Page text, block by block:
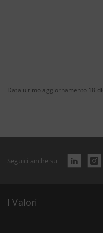
Data ultimo aggiornamento 18
Seguici anche su
I Valori